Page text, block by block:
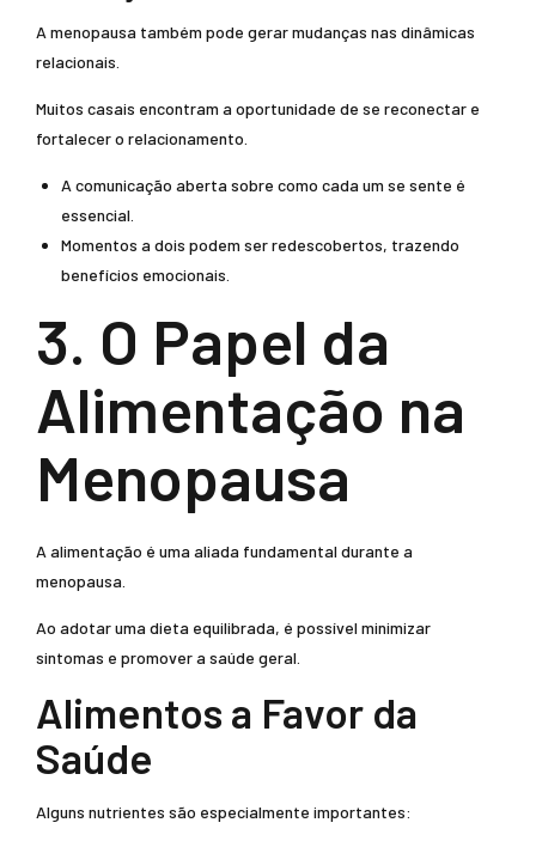
A menopausa também pode gerar mudanças nas dinâmicas
relacionais.
Muitos casais encontram a oportunidade de se reconectar e
fortalecer o relacionamento.
A comunicação aberta sobre como cada um se sente é
essencial.
Momentos a dois podem ser redescobertos, trazendo
benefícios emocionais.
3. O Papel da
Alimentação na
Menopausa
A alimentação é uma aliada fundamental durante a
menopausa.
Ao adotar uma dieta equilibrada, é possível minimizar
sintomas e promover a saúde geral.
Alimentos a Favor da
Saúde
Alguns nutrientes são especialmente importantes: